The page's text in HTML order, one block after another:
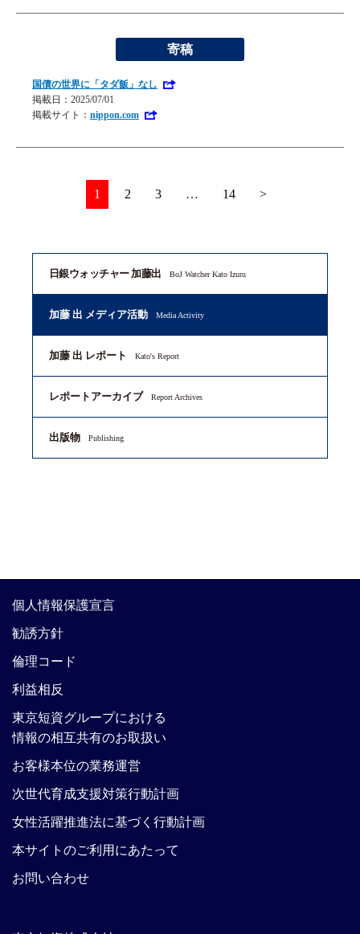
寄稿
国債の世界に「タダ飯」なし
掲載日：2025/07/01
掲載サイト： nippon.com
1 2 3 … 14 >
日銀ウォッチャー 加藤出 BoJ Watcher Kato Izuru
加藤 出 メディア活動 Media Activity
加藤 出 レポート Kato's Report
レポートアーカイブ Report Archives
出版物 Publishing
個人情報保護宣言
勧誘方針
倫理コード
利益相反
東京短資グループにおける
情報の相互共有のお取扱い
お客様本位の業務運営
次世代育成支援対策行動計画
女性活躍推進法に基づく行動計画
本サイトのご利用にあたって
お問い合わせ